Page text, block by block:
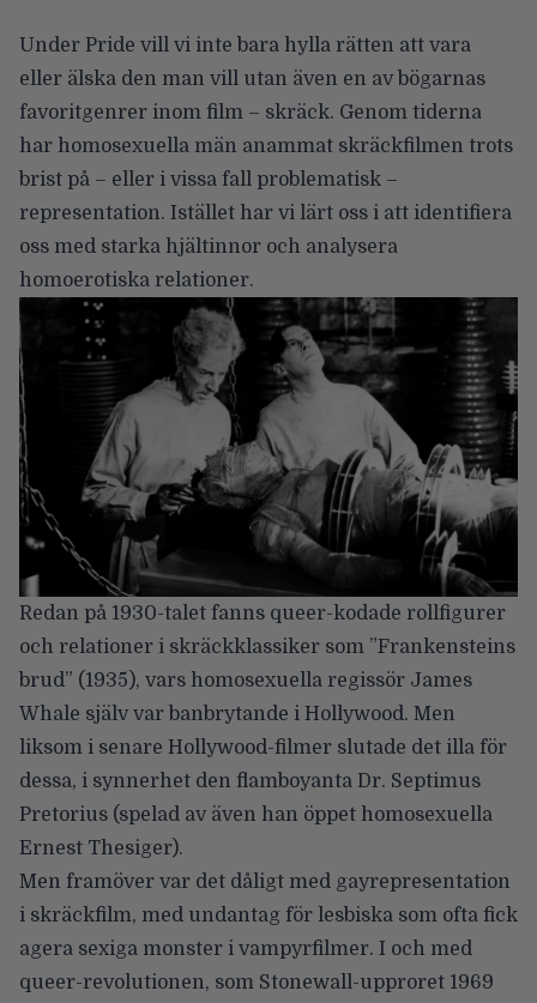
Under Pride vill vi inte bara hylla rätten att vara
eller älska den man vill utan även en av bögarnas
favoritgenrer inom film – skräck. Genom tiderna
har homosexuella män anammat skräckfilmen trots
brist på – eller i vissa fall problematisk –
representation. Istället har vi lärt oss i att identifiera
oss med starka hjältinnor och analysera
homoerotiska relationer.
Redan på 1930-talet fanns queer-kodade rollfigurer
och relationer i skräckklassiker som ”Frankensteins
brud” (1935), vars homosexuella regissör James
Whale själv var banbrytande i Hollywood. Men
liksom i senare Hollywood-filmer slutade det illa för
dessa, i synnerhet den flamboyanta Dr. Septimus
Pretorius (spelad av även han öppet homosexuella
Ernest Thesiger).
Men framöver var det dåligt med gayrepresentation
i skräckfilm, med undantag för lesbiska som ofta fick
agera sexiga monster i vampyrfilmer. I och med
queer-revolutionen, som Stonewall-upproret 1969